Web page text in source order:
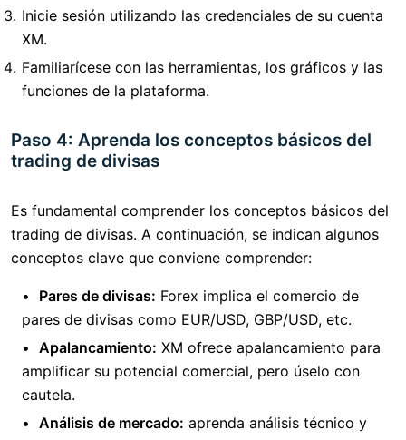
Inicie sesión utilizando las credenciales de su cuenta
XM.
Familiarícese con las herramientas, los gráficos y las
funciones de la plataforma.
Paso 4: Aprenda los conceptos básicos del
trading de divisas
Es fundamental comprender los conceptos básicos del
trading de divisas. A continuación, se indican algunos
conceptos clave que conviene comprender:
Pares de divisas: Forex implica el comercio de
pares de divisas como EUR/USD, GBP/USD, etc.
Apalancamiento: XM ofrece apalancamiento para
amplificar su potencial comercial, pero úselo con
cautela.
Análisis de mercado: aprenda análisis técnico y